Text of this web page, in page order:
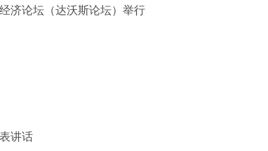
济论坛（达沃斯论坛）举行
讲话